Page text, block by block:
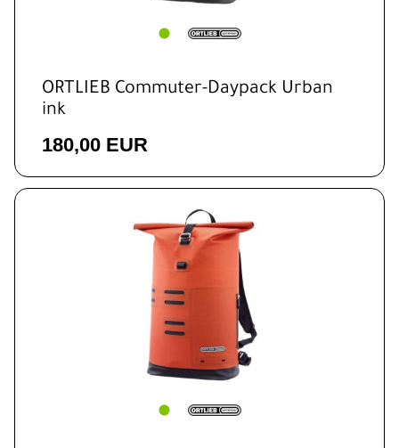
ORTLIEB Commuter-Daypack Urban
ink
180,00 EUR